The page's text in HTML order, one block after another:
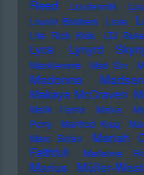
Reed
Loudermilk
Louvin Brothers
Love
Life Rich Kids
LTJ
Lyca Lynyrd
Macklemore
Mad Sin
Madonna
Madsen
Makaya McCraven
Malik Harris Malva
Perry
Manfred Krug
Marc Bolan Mariah
Faithfull
Marianne
Marius Müller-